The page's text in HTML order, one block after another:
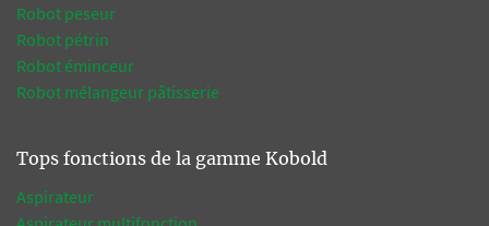
Robot peseur
Robot pétrin
Robot éminceur
Robot mélangeur pâtisserie
Tops fonctions de la gamme Kobold
Aspirateur